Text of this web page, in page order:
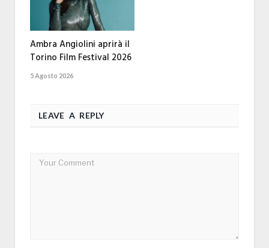
Ambra Angiolini aprirà il
Torino Film Festival 2026
5 Agosto 2026
LEAVE A REPLY